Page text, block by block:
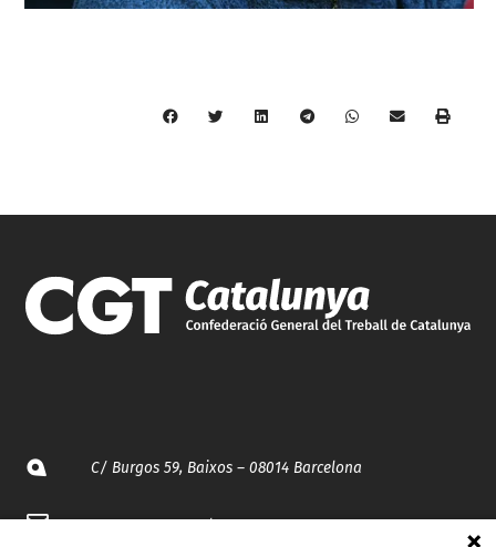
C/ Burgos 59, Baixos – 08014 Barcelona
spccc@spcgtcatalunya.cat